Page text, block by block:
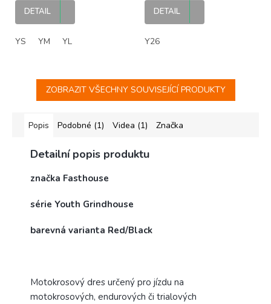
DETAIL
YS YM YL
DETAIL
Y26
ZOBRAZIT VŠECHNY SOUVISEJÍCÍ PRODUKTY
Popis Podobné (1) Videa (1) Značka
Detailní popis produktu
značka Fasthouse
série Youth Grindhouse
barevná varianta Red/Black
Motokrosový dres určený pro jízdu na
motokrosových, endurových či trialových